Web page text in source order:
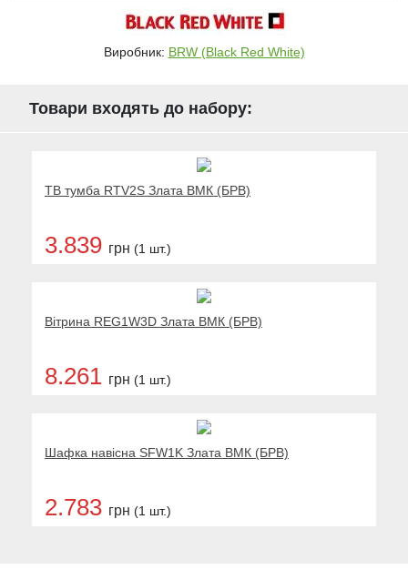
Виробник: BRW (Black Red White)
Товари входять до набору:
ТВ тумба RTV2S Злата ВМК (БРВ)
3.839 грн (1 шт.)
Вітрина REG1W3D Злата ВМК (БРВ)
8.261 грн (1 шт.)
Шафка навісна SFW1K Злата ВМК (БРВ)
2.783 грн (1 шт.)